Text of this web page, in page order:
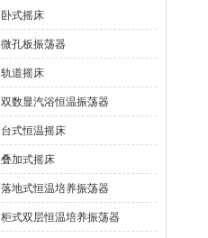
卧式摇床
微孔板振荡器
轨道摇床
双数显汽浴恒温振荡器
台式恒温摇床
叠加式摇床
落地式恒温培养振荡器
柜式双层恒温培养振荡器